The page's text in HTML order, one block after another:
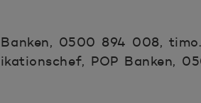
0500 894 008,
POP Banken,